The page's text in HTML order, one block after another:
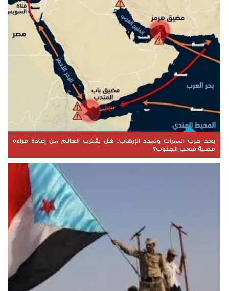
بعد حرب الممرات وتمدد الإرهاب.. هل يقترب العالم من إعادة قراءة
قضية شعب الجنوب؟